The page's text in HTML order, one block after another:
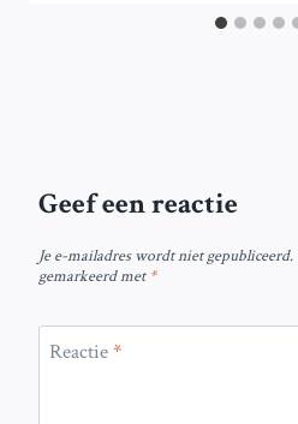
Geef een reactie
Je e-mailadres wordt niet gepubliceerd.
gemarkeerd met*
Reactie*